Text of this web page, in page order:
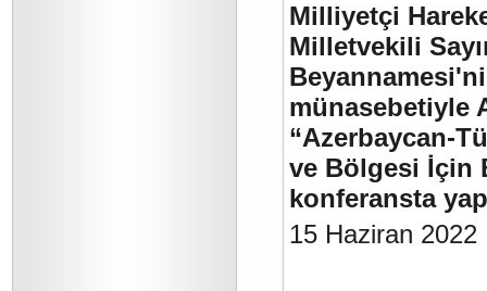
Milliyetçi
Milletvekili
münasebetiyle
“Azerbaycan-
ve Bölgesi İçin
konferansta
15 Haziran 2022